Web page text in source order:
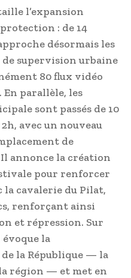
l’expansion
: de 14
désormais les
supervision urbaine
80 flux vidéo
En parallèle, les
sont passés de 10
avec un nouveau
de
annonce la création
pour renforcer
cavalerie du Pilat,
renforçant ainsi
et répression. Sur
la
la République — la
région — et met en